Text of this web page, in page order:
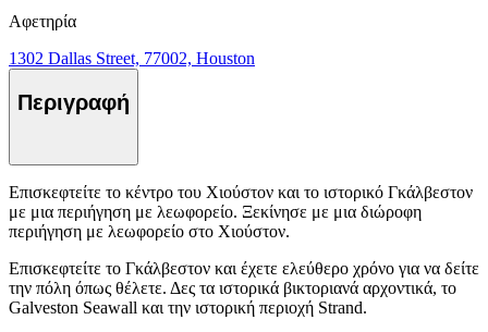
Αφετηρία
1302 Dallas Street, 77002, Houston
Περιγραφή
Επισκεφτείτε το κέντρο του Χιούστον και το ιστορικό Γκάλβεστον
με μια περιήγηση με λεωφορείο. Ξεκίνησε με μια διώροφη
περιήγηση με λεωφορείο στο Χιούστον.
Επισκεφτείτε το Γκάλβεστον και έχετε ελεύθερο χρόνο για να δείτε
την πόλη όπως θέλετε. Δες τα ιστορικά βικτοριανά αρχοντικά, το
Galveston Seawall και την ιστορική περιοχή Strand.